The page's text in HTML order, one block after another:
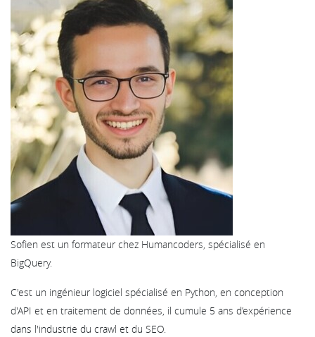
Sofien est un formateur chez Humancoders, spécialisé en
BigQuery.
C'est un ingénieur logiciel spécialisé en Python, en conception
d'API et en traitement de données, il cumule 5 ans d’expérience
dans l'industrie du crawl et du SEO.